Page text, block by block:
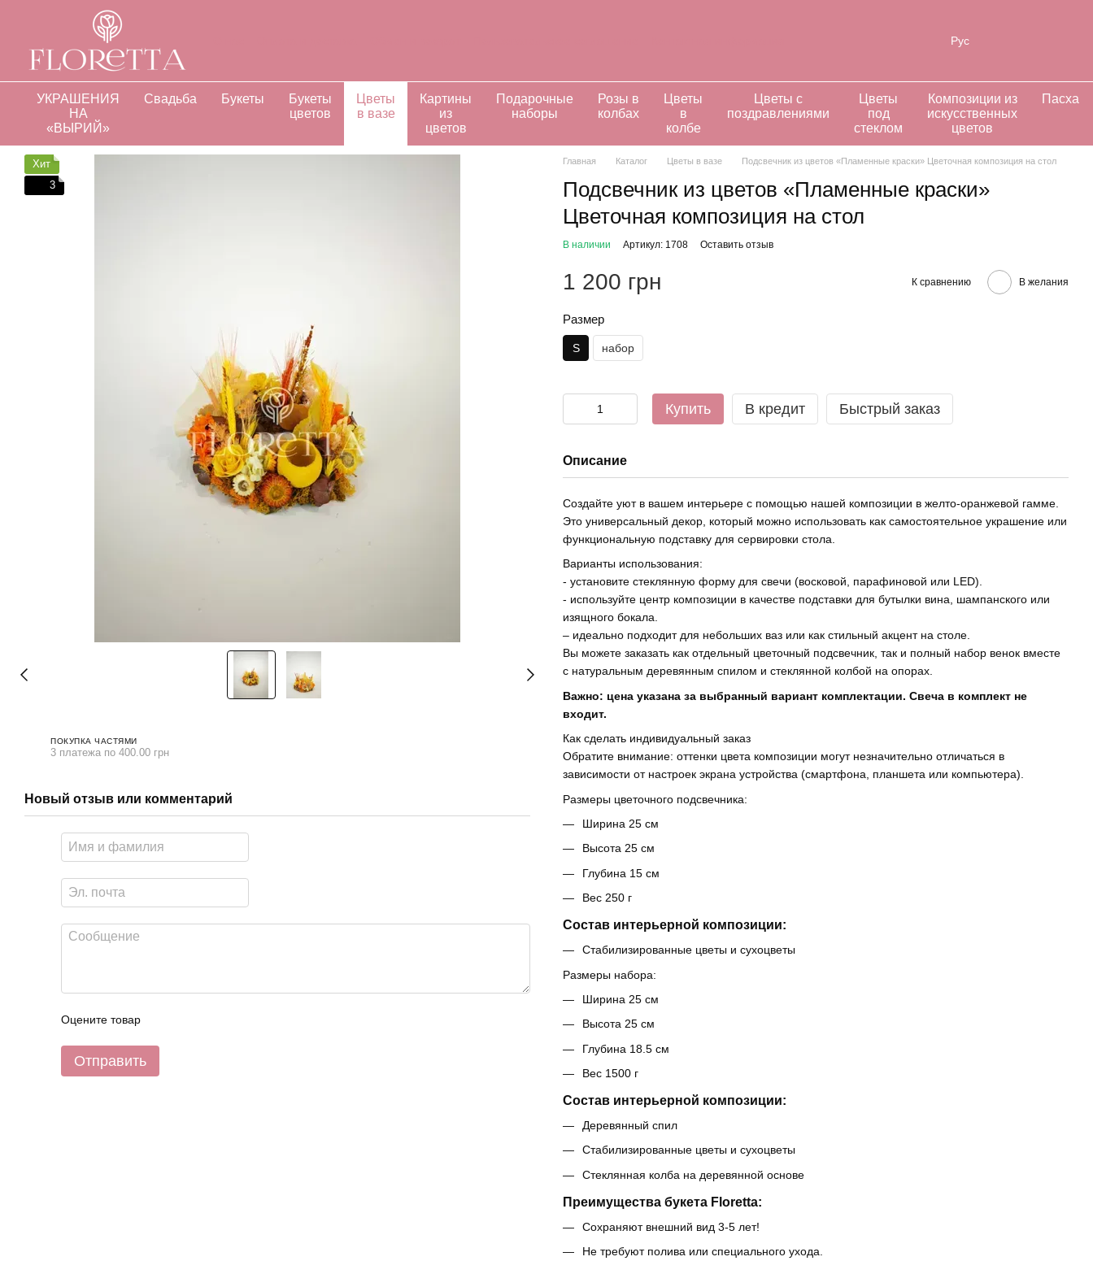
Перейти к основному контенту
Рус
УКРАШЕНИЯ
НА
«ВЫРИЙ»
Свадьба Букеты
Букеты
цветов
Цветы
в вазе
Картины
из
цветов
Подарочные
наборы
Розы в
колбах
Цветы
в
колбе
Цветы с
поздравлениями
Цветы
под
стеклом
Композиции из
искусственных
цветов
Пасха
Хит
3
ПОКУПКА ЧАСТЯМИ
3 платежа по 400.00 грн
Новый отзыв или комментарий
Оцените товар
Отправить
Главная Каталог Цветы в вазе Подсвечник из цветов «Пламенные краски» Цветочная композиция на стол
Подсвечник из цветов «Пламенные краски»
Цветочная композиция на стол
В наличии Артикул: 1708 Оставить отзыв
1 200 грн К сравнению В желания
Размер
S набор
Купить В кредит Быстрый заказ
Описание
Создайте уют в вашем интерьере с помощью нашей композиции в желто-оранжевой гамме.
Это универсальный декор, который можно использовать как самостоятельное украшение или
функциональную подставку для сервировки стола.
Варианты использования:
- установите стеклянную форму для свечи (восковой, парафиновой или LED).
- используйте центр композиции в качестве подставки для бутылки вина, шампанского или
изящного бокала.
– идеально подходит для небольших ваз или как стильный акцент на столе.
Вы можете заказать как отдельный цветочный подсвечник, так и полный набор венок вместе
с натуральным деревянным спилом и стеклянной колбой на опорах.
Важно: цена указана за выбранный вариант комплектации. Свеча в комплект не
входит.
Как сделать индивидуальный заказ
Обратите внимание: оттенки цвета композиции могут незначительно отличаться в
зависимости от настроек экрана устройства (смартфона, планшета или компьютера).
Размеры цветочного подсвечника:
Ширина 25 см
Высота 25 см
Глубина 15 см
Вес 250 г
Состав интерьерной композиции:
Стабилизированные цветы и сухоцветы
Размеры набора:
Ширина 25 см
Высота 25 см
Глубина 18.5 см
Вес 1500 г
Состав интерьерной композиции:
Деревянный спил
Стабилизированные цветы и сухоцветы
Стеклянная колба на деревянной основе
Преимущества букета Floretta:
Сохраняют внешний вид 3-5 лет!
Не требуют полива или специального ухода.